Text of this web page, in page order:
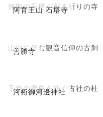
阿育王山 石塔寺
無数の石塔が彩る祈りの寺
善勝寺
山中に佇む観音信仰の古刹
河桁御河邊神社
千年の歴史を紡ぐ古社の杜